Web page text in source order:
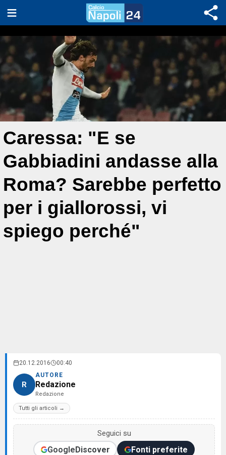
Caressa: "E se
Gabbiadini andasse alla
Roma? Sarebbe perfetto
per i giallorossi, vi
spiego perché"
20.12.2016 00:40
R
AUTORE
Redazione
Redazione
Tutti gli articoli →
Seguici su
GoogleDiscover Fonti preferite